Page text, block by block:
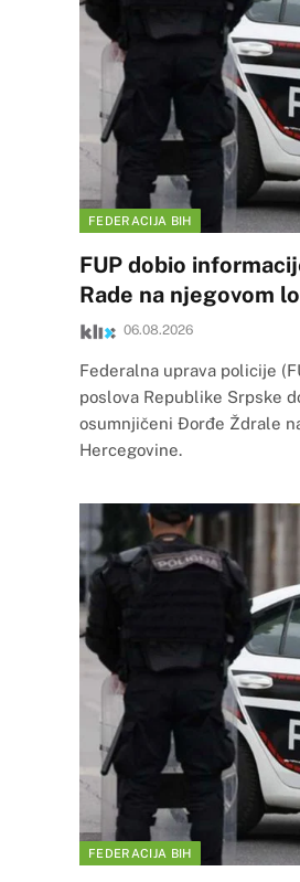
FEDERACIJA BIH
FUP dobio
Rade na njegovom
06.08.2026
Federalna uprava policije
poslova Republike Srpske
osumnjičeni Đorđe Ždrale
Hercegovine.
FEDERACIJA BIH